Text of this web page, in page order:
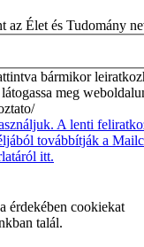
az Élet és Tudomány
bármikor
meg
A lenti
továbbítják a
itt.
érdekében cookiekat
talál.